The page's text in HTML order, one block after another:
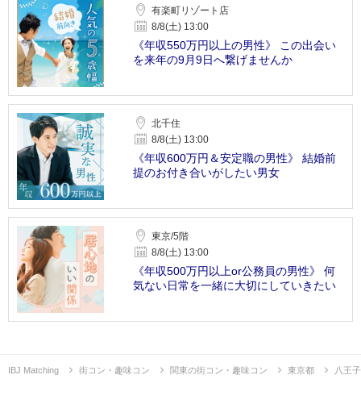
有楽町リゾート店
8/8(土) 13:00
《年収550万円以上の男性》 この出会い
を来年の9月9日へ繋げませんか
北千住
8/8(土) 13:00
《年収600万円＆安定職の男性》 結婚前
提のお付き合いがしたい男女
東京/5階
8/8(土) 13:00
《年収500万円以上or公務員の男性》 何
気ない日常を一緒に大切にしていきたい
IBJ Matching 街コン・趣味コン 関東の街コン・趣味コン 東京都 八王子